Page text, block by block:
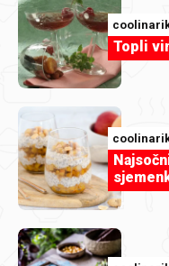
Topli